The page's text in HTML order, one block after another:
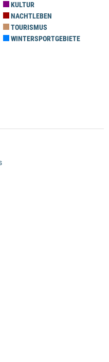
KULTUR
NACHTLEBEN
TOURISMUS
WINTERSPORTGEBIETE